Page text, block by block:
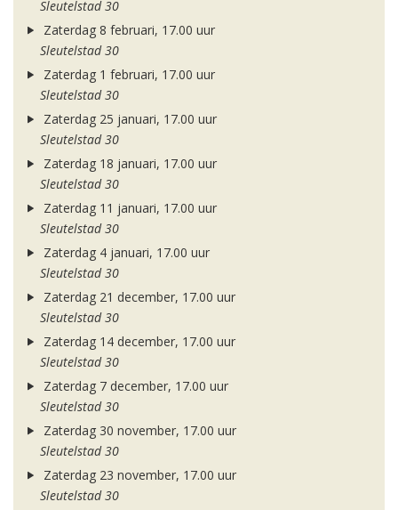
Sleutelstad 30
Zaterdag 8 februari, 17.00 uur
Sleutelstad 30
Zaterdag 1 februari, 17.00 uur
Sleutelstad 30
Zaterdag 25 januari, 17.00 uur
Sleutelstad 30
Zaterdag 18 januari, 17.00 uur
Sleutelstad 30
Zaterdag 11 januari, 17.00 uur
Sleutelstad 30
Zaterdag 4 januari, 17.00 uur
Sleutelstad 30
Zaterdag 21 december, 17.00 uur
Sleutelstad 30
Zaterdag 14 december, 17.00 uur
Sleutelstad 30
Zaterdag 7 december, 17.00 uur
Sleutelstad 30
Zaterdag 30 november, 17.00 uur
Sleutelstad 30
Zaterdag 23 november, 17.00 uur
Sleutelstad 30